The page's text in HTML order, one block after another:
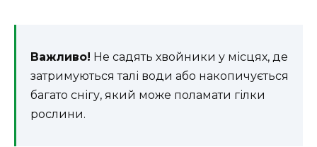
Важливо! Не садять хвойники у місцях, де
затримуються талі води або накопичується
багато снігу, який може поламати гілки
рослини.